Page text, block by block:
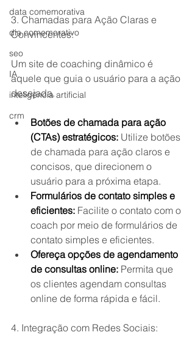
data comemorativa
dia comemorativo
seo
IA
inteligência artificial
crm
3. Chamadas para Ação Claras e
Convincentes:
Um site de coaching dinâmico é
aquele que guia o usuário para a ação
desejada.
Botões de chamada para ação
(CTAs) estratégicos: Utilize botões
de chamada para ação claros e
concisos, que direcionem o
usuário para a próxima etapa.
Formulários de contato simples e
eficientes: Facilite o contato com o
coach por meio de formulários de
contato simples e eficientes.
Ofereça opções de agendamento
de consultas online: Permita que
os clientes agendam consultas
online de forma rápida e fácil.
4. Integração com Redes Sociais: